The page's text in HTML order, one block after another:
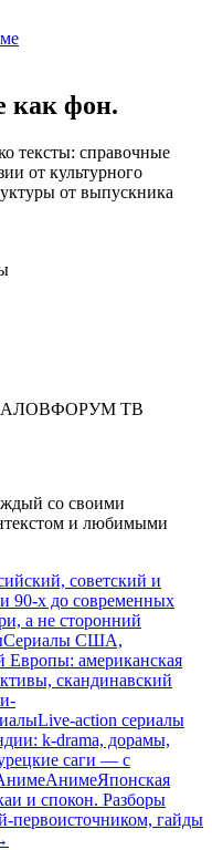
как фон.
тексты: справочные
от культурного
от выпускника
ФОРУМ ТВ
со своими
и любимыми
советский и
90-х до современных
а не сторонний
Сериалы США,
Европы: американская
скандинавский
Live-action сериалы
k-drama, дорамы,
саги — с
АнимеЯпонская
и спокон. Разборы
первоисточником, гайды